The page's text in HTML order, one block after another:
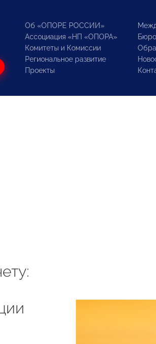
Об «ОПОРЕ РОССИИ»
Ассоциация «НП «ОПОРА»
Комитеты и Комиссии
Региональное развитие
Проекты